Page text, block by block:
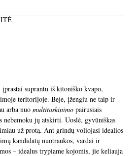
suprantu iš kitoniško kvapo,
teritorijoje. Beje, įžengiu ne taip ir
arba nuo multitaskinimo pairusiais
nebemoku jų atskirti. Uoslė, gyvūniškas
už protą. Ant grindų voliojasi idealios
kandidatų nuotraukos, vardai ir
– idealus trypiame kojomis, jie keliauja